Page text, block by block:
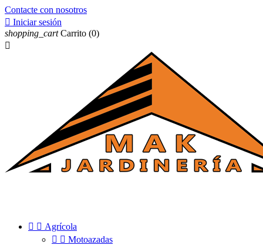
Contacte con nosotros
 Iniciar sesión
shopping_cart Carrito (0)

  Agrícola
  Motoazadas